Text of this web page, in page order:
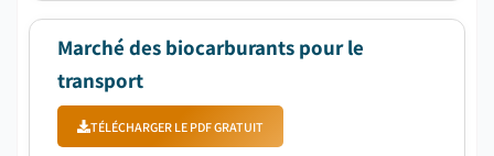
Marché des biocarburants pour le
transport
TÉLÉCHARGER LE PDF GRATUIT